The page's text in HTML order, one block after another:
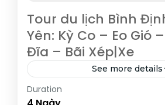
Tour du lịch Bình
Yên: Kỳ Co – Eo Gió
Đĩa – Bãi Xép|Xe
See more details
Eo Gió – một thắng cảnh
Duration